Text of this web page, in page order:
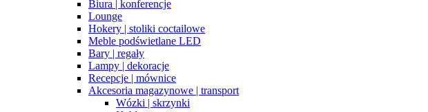
Biura | konferencje
Lounge
Hokery | stoliki coctailowe
Meble podświetlane LED
Bary | regały
Lampy | dekoracje
Recepcje | mównice
Akcesoria magazynowe | transport
Wózki | skrzynki